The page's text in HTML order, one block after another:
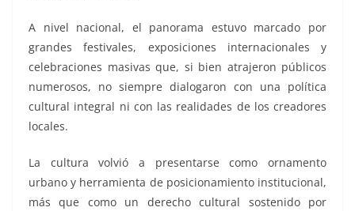
A nivel nacional, el panorama estuvo marcado por
grandes festivales, exposiciones internacionales y
celebraciones masivas que, si bien atrajeron públicos
numerosos, no siempre dialogaron con una política
cultural integral ni con las realidades de los creadores
locales.
La cultura volvió a presentarse como ornamento
urbano y herramienta de posicionamiento institucional,
más que como un derecho cultural sostenido por